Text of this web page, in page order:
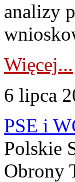
analizy
Więcej...
6 lipca
PSE i
Polskie
Obrony